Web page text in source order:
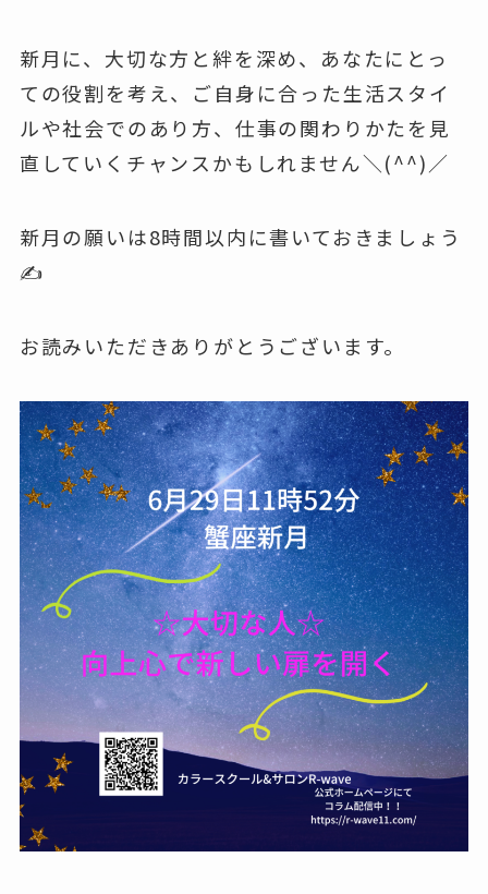
新月に、大切な方と絆を深め、あなたにとっ
ての役割を考え、ご自身に合った生活スタイ
ルや社会でのあり方、仕事の関わりかたを見
直していくチャンスかもしれません＼(^^)／
新月の願いは8時間以内に書いておきましょう
✍️
お読みいただきありがとうございます。